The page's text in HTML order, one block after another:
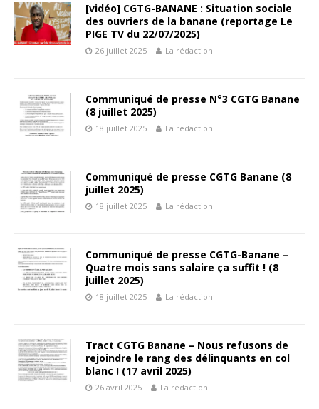
[vidéo] CGTG-BANANE : Situation sociale
des ouvriers de la banane (reportage Le
PIGE TV du 22/07/2025)
26 juillet 2025 La rédaction
Communiqué de presse N°3 CGTG Banane
(8 juillet 2025)
18 juillet 2025 La rédaction
Communiqué de presse CGTG Banane (8
juillet 2025)
18 juillet 2025 La rédaction
Communiqué de presse CGTG-Banane –
Quatre mois sans salaire ça suffit ! (8
juillet 2025)
18 juillet 2025 La rédaction
Tract CGTG Banane – Nous refusons de
rejoindre le rang des délinquants en col
blanc ! (17 avril 2025)
26 avril 2025 La rédaction